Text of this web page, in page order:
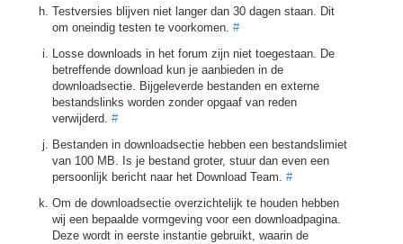
Testversies blijven niet langer dan 30 dagen staan. Dit
om oneindig testen te voorkomen. #
Losse downloads in het forum zijn niet toegestaan. De
betreffende download kun je aanbieden in de
downloadsectie. Bijgeleverde bestanden en externe
bestandslinks worden zonder opgaaf van reden
verwijderd. #
Bestanden in downloadsectie hebben een bestandslimiet
van 100 MB. Is je bestand groter, stuur dan even een
persoonlijk bericht naar het Download Team. #
Om de downloadsectie overzichtelijk te houden hebben
wij een bepaalde vormgeving voor een downloadpagina.
Deze wordt in eerste instantie gebruikt, waarin de